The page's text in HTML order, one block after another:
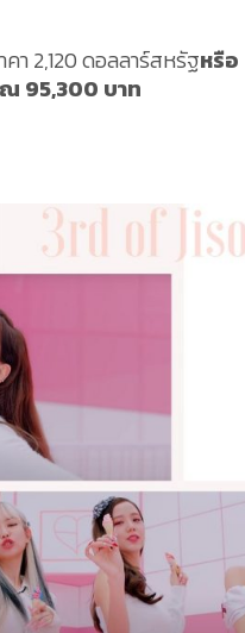
า 2,120 ดอลลาร์สหรัฐหรือ
95,300 บาท